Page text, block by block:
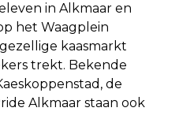
in Alkmaar en
het Waagplein
kaasmarkt
trekt. Bekende
de
Alkmaar staan ook